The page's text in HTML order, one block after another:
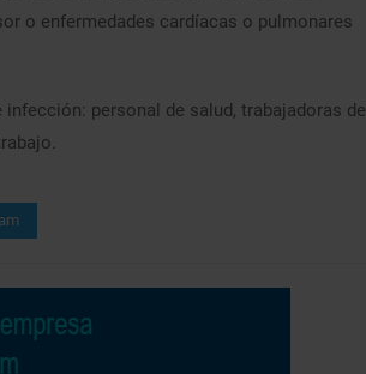
o enfermedades cardíacas o pulmonares
personal de salud, trabajadoras de